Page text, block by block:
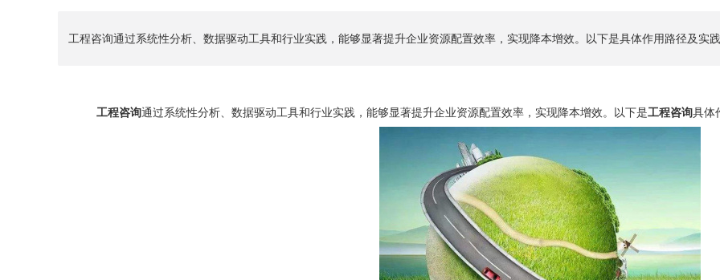
工程咨询通过系统性分析、数据驱动工具和行业实践，能够显著提升企业资源配置效率，实现降本增效。以下是具体作用路径及实践
工程咨询通过系统性分析、数据驱动工具和行业实践，能够显著提升企业资源配置效率，实现降本增效。以下是工程咨询具体